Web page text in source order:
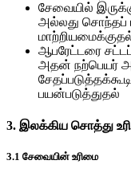
சேவையில்
அல்லது சொந்தப்
ஆபரேட்டரை
அதன் நற்பெயர்
பயன்படுத்துதல்
3. இலக்கிய சொத்து
3.1 சேவையின் உரிமை